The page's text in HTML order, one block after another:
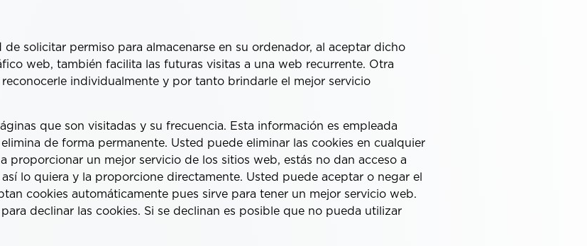
solicitar permiso para almacenarse en su ordenador, al aceptar dicho
web, también facilita las futuras visitas a una web recurrente. Otra
individualmente y por tanto brindarle el mejor servicio
que son visitadas y su frecuencia. Esta información es empleada
de forma permanente. Usted puede eliminar las cookies en cualquier
proporcionar un mejor servicio de los sitios web, estás no dan acceso a
lo quiera y la proporcione directamente. Usted puede aceptar o negar el
cookies automáticamente pues sirve para tener un mejor servicio web.
declinar las cookies. Si se declinan es posible que no pueda utilizar